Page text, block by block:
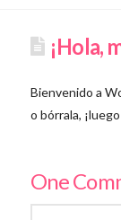
¡Hola,
Bienvenido a
o bórrala,
One